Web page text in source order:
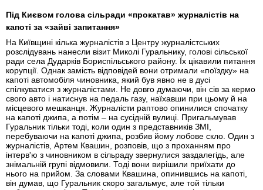
Під Києвом голова сільради «прокатав» журналістів на
капоті за «зайві запитання»
На Київщині кілька журналістів з Центру журналістських
розслідувань нанесли візит Миколі Гуральнику, голові сільської
ради села Дударків Бориспільського району. Їх цікавили питання
корупції. Однак замість відповідей вони отримали «поїздку» на
капоті автомобіля чиновника, який був явно не в дусі
спілкуватися з журналістами. Не довго думаючи, він сів за кермо
свого авто і натиснув на педаль газу, наїхавши при цьому й на
місцевого мешканця. Журналісти раптово опинилися спочатку
на капоті джипа, а потім – на сусідній вулиці. Пригальмував
Гуральник тільки тоді, коли один з представників ЗМІ,
перебуваючи на капоті джипа, розбив йому лобове скло. Один з
журналістів, Артем Квашин, розповів, що з проханням про
інтерв'ю з чиновником в сільраду звернулися заздалегідь, але
знімальній групі відмовили. Тоді вони вирішили приїхати до
нього на прийом. За словами Квашина, опинившись на капоті,
він думав, що Гуральник скоро загальмує, але той тільки